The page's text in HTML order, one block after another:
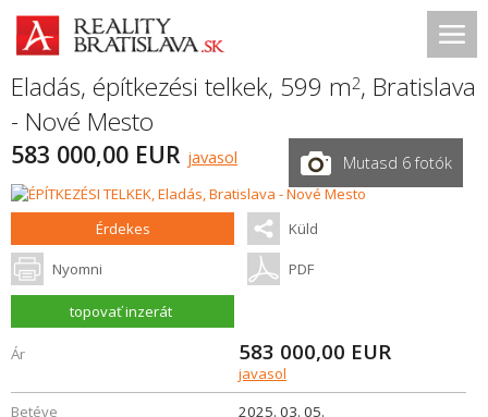
Eladás, építkezési telkek, 599 m2, Bratislava
- Nové Mesto
583 000,00 EUR javasol Mutasd 6 fotók
Érdekes Küld
Nyomni PDF
topovať inzerát
Ár 583 000,00 EUR
javasol
Betéve
2025. 03. 05.